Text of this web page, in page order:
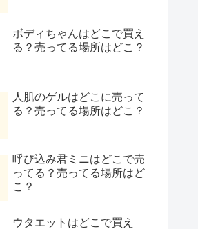
ボディちゃんはどこで買え
る？売ってる場所はどこ？
人肌のゲルはどこに売って
る？売ってる場所はどこ？
呼び込み君ミニはどこで売
ってる？売ってる場所はど
こ？
ウタエットはどこで買え